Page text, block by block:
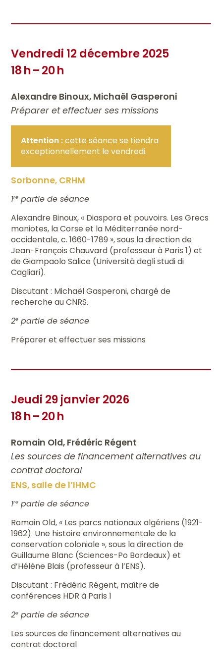
Vendredi 12 décembre 2025
18 h – 20 h
Alexandre Binoux, Michaël Gasperoni
Préparer et effectuer ses missions
Attention :cette séance se tiendra
exceptionnellement le vendredi.
Sorbonne, CRHM
1re partie de séance
Alexandre Binoux, « Diaspora et pouvoirs. Les Grecs
maniotes, la Corse et la Méditerranée nord-
occidentale, c. 1660-1789 », sous la direction de
Jean-François Chauvard (professeur à Paris 1) et
de Giampaolo Salice (Università degli studi di
Cagliari).
Discutant : Michaël Gasperoni, chargé de
recherche au CNRS.
2e partie de séance
Préparer et effectuer ses missions
Jeudi 29 janvier 2026
18 h – 20 h
Romain Old, Frédéric Régent
Les sources de financement alternatives au
contrat doctoral
ENS, salle de l’IHMC
1re partie de séance
Romain Old, « Les parcs nationaux algériens (1921-
1962). Une histoire environnementale de la
conservation coloniale », sous la direction de
Guillaume Blanc (Sciences-Po Bordeaux) et
d’Hélène Blais (professeur à l’ENS).
Discutant : Frédéric Régent, maître de
conférences HDR à Paris 1
2e partie de séance
Les sources de financement alternatives au
contrat doctoral